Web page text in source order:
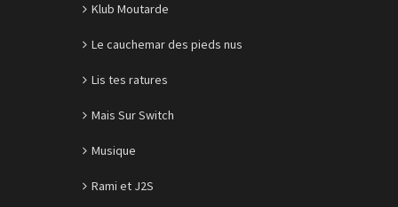
Klub Moutarde
Le cauchemar des pieds nus
Lis tes ratures
Mais Sur Switch
Musique
Rami et J2S